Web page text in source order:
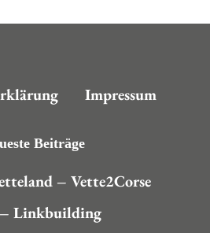
Impressum
Beiträge
– Vette2Corse
Linkbuilding